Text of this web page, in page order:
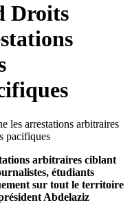
Droits
arbitraires ciblant
étudiants
sur tout le territoire
Abdelaziz